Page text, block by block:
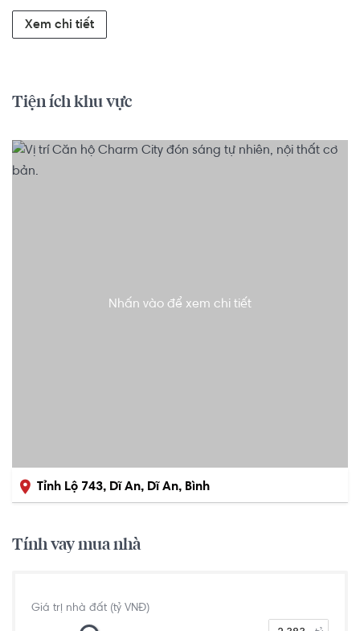
Xem chi tiết
Tiện ích khu vực
Nhấn vào để xem chi tiết
Tỉnh Lộ 743, Dĩ An, Dĩ An, Bình
Tính vay mua nhà
Giá trị nhà đất (tỷ VNĐ)